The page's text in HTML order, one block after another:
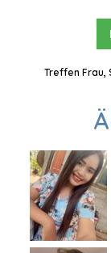
Treffen Frau,